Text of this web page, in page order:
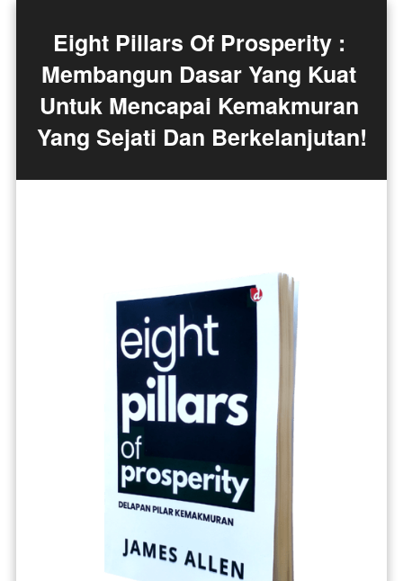
Eight Pillars Of Prosperity :
Membangun Dasar Yang Kuat
Untuk Mencapai Kemakmuran
Yang Sejati Dan Berkelanjutan!